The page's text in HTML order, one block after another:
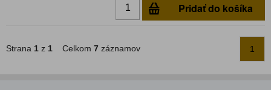
Pridať do košíka
Strana 1 z 1 Celkom 7 záznamov 1